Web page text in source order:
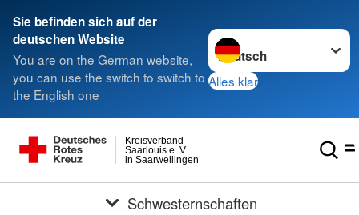
Sie befinden sich auf der
deutschen Website
You are on the German website,
you can use the switch to switch to
the English one
Sprache wechseln zu
Alles klar
in Saarwellingen
Saarlouis e. V.
Kreisverband
Schwesternschaften